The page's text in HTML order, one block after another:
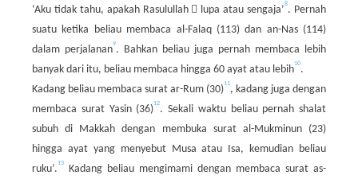
‘Aku tidak tahu, apakah Rasulullah  lupa atau sengaja’
8
. Pernah
suatu ketika beliau membaca al-Falaq (113) dan an-Nas (114)
dalam perjalanan
9
. Bahkan beliau juga pernah membaca lebih
banyak dari itu, beliau membaca hingga 60 ayat atau lebih
10
.
Kadang beliau membaca surat ar-Rum (30)
11
, kadang juga dengan
membaca surat Yasin (36)
12
. Sekali waktu beliau pernah shalat
subuh di Makkah dengan membuka surat al-Mukminun (23)
hingga ayat yang menyebut Musa atau Isa, kemudian beliau
ruku’.
13
Kadang beliau mengimami dengan membaca surat as-